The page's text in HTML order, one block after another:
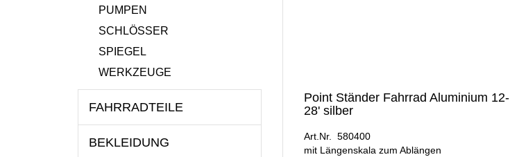
PUMPEN
SCHLÖSSER
SPIEGEL
WERKZEUGE
FAHRRADTEILE
BEKLEIDUNG
Point Ständer Fahrrad Aluminium 12-
28' silber
Art.Nr. 580400
mit Längenskala zum Ablängen